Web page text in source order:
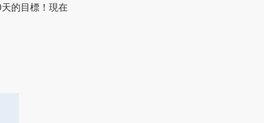
的目標！現在